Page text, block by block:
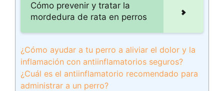
Cómo prevenir y tratar la
mordedura de rata en perros
¿Cómo ayudar a tu perro a aliviar el dolor y la
inflamación con antiinflamatorios seguros?
¿Cuál es el antiinflamatorio recomendado para
administrar a un perro?